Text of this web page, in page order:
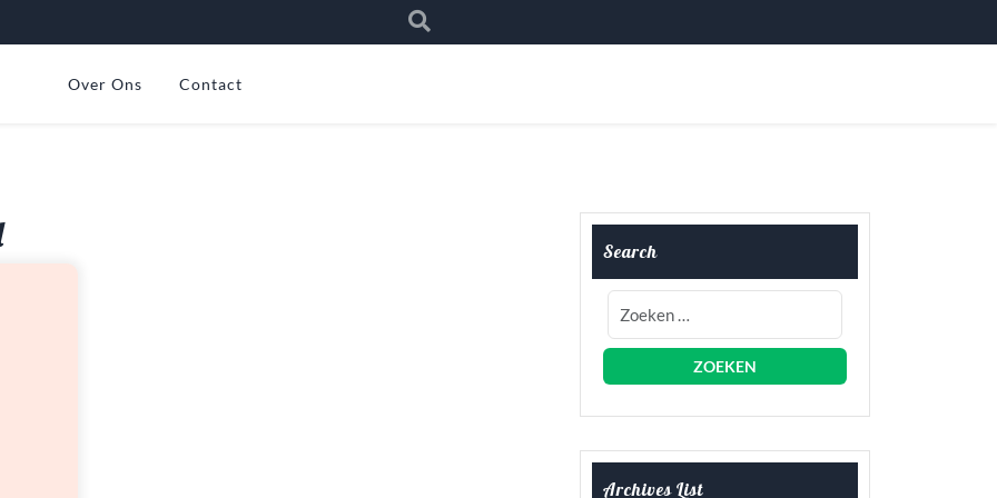
Over Ons Contact
Search
Archives List